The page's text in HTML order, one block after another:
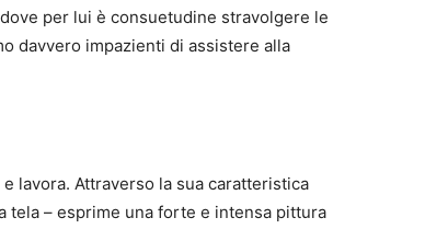
per lui è consuetudine stravolgere le
davvero impazienti di assistere alla
lavora. Attraverso la sua caratteristica
tela – esprime una forte e intensa pittura